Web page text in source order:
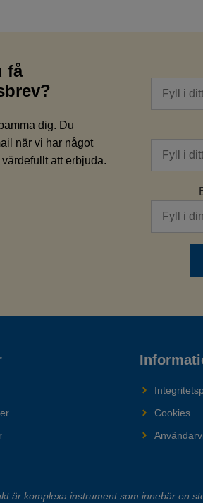
få
dig. Du
när vi har något
att erbjuda.
Cookies
är komplexa instrument som innebär en